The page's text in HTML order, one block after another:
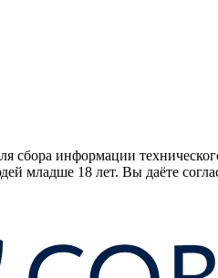
сбора информации
младше 18 лет. Вы даёте